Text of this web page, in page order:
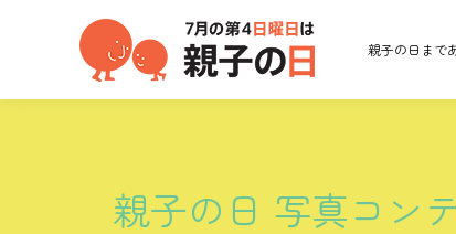
親子の日まで
親子の日 写真コン